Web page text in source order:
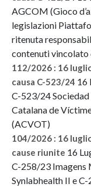
AGCOM (Gioco
legislazioni
ritenuta
contenuti vincolato
112/2026 : 16
causa C-523/24 16
C-523/24
Catalana de
(ACVOT)
104/2026 : 16
cause riunite 16
C-258/23 Imagens
Synlabhealth II e